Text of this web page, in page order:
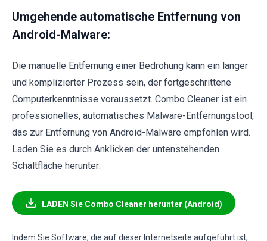
Umgehende automatische Entfernung von
Android-Malware:
Die manuelle Entfernung einer Bedrohung kann ein langer
und komplizierter Prozess sein, der fortgeschrittene
Computerkenntnisse voraussetzt. Combo Cleaner ist ein
professionelles, automatisches Malware-Entfernungstool,
das zur Entfernung von Android-Malware empfohlen wird.
Laden Sie es durch Anklicken der untenstehenden
Schaltfläche herunter:
LADEN Sie Combo Cleaner herunter (Android)
Indem Sie Software, die auf dieser Internetseite aufgeführt ist,